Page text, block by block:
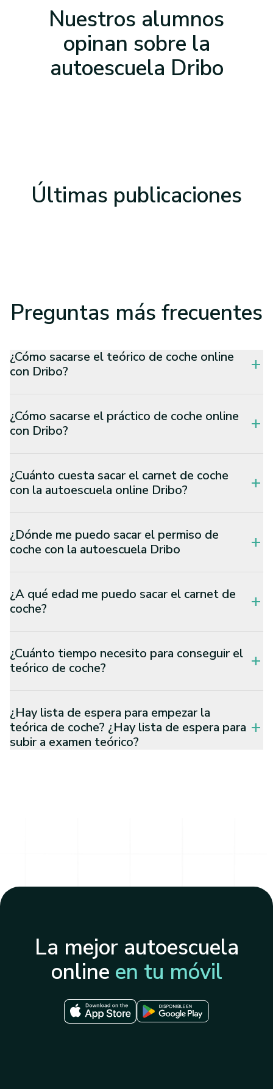
Nuestros alumnos
opinan sobre la
autoescuela Dribo
Últimas publicaciones
Preguntas más frecuentes
¿Cómo sacarse el teórico de coche online
con Dribo?
add
¿Cómo sacarse el práctico de coche online
con Dribo?
add
¿Cuánto cuesta sacar el carnet de coche
con la autoescuela online Dribo?
add
¿Dónde me puedo sacar el permiso de
coche con la autoescuela Dribo
add
¿A qué edad me puedo sacar el carnet de
coche?
add
¿Cuánto tiempo necesito para conseguir el
teórico de coche?
add
¿Hay lista de espera para empezar la
teórica de coche? ¿Hay lista de espera para
subir a examen teórico?
add
La mejor autoescuela
online en tu móvil